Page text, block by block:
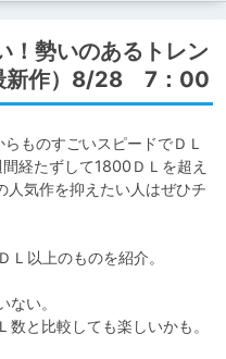
！勢いのあるトレン
新作）8/28 7：00
ものすごいスピードでＤＬ
経たずして1800ＤＬを超え
気作を抑えたい人はぜひチ
以上のものを紹介。
い。
と比較しても楽しいかも。